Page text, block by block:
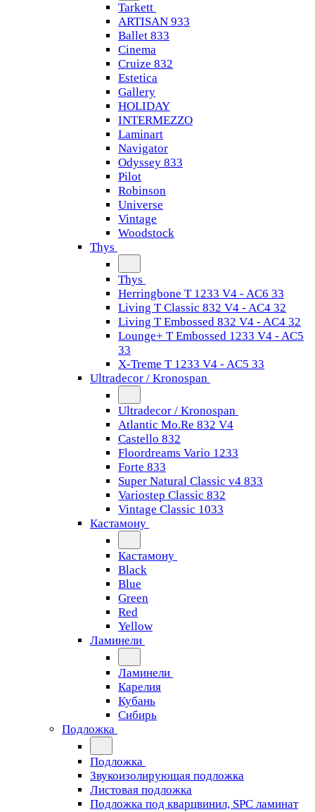
Tarkett
ARTISAN 933
Ballet 833
Cinema
Cruize 832
Estetica
Gallery
HOLIDAY
INTERMEZZO
Laminart
Navigator
Odyssey 833
Pilot
Robinson
Universe
Vintage
Woodstock
Thys
Thys
Herringbone T 1233 V4 - AC6 33
Living T Classic 832 V4 - AC4 32
Living T Embossed 832 V4 - AC4 32
Lounge+ T Embossed 1233 V4 - AC5
33
X-Treme T 1233 V4 - AC5 33
Ultradecor / Kronospan
Ultradecor / Kronospan
Atlantic Mo.Re 832 V4
Castello 832
Floordreams Vario 1233
Forte 833
Super Natural Classic v4 833
Variostep Classic 832
Vintage Classic 1033
Кастамону
Кастамону
Black
Blue
Green
Red
Yellow
Ламинели
Ламинели
Карелия
Кубань
Сибирь
Подложка
Подложка
Звукоизолирующая подложка
Листовая подложка
Подложка под кварцвинил, SPC ламинат